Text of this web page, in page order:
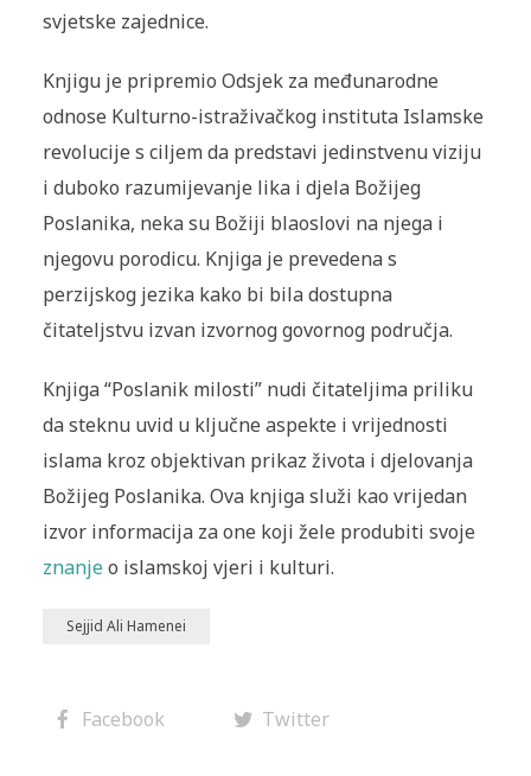
svjetske zajednice.
Knjigu je pripremio Odsjek za međunarodne
odnose Kulturno-istraživačkog instituta Islamske
revolucije s ciljem da predstavi jedinstvenu viziju
i duboko razumijevanje lika i djela Božijeg
Poslanika, neka su Božiji blaoslovi na njega i
njegovu porodicu. Knjiga je prevedena s
perzijskog jezika kako bi bila dostupna
čitateljstvu izvan izvornog govornog područja.
Knjiga “Poslanik milosti” nudi čitateljima priliku
da steknu uvid u ključne aspekte i vrijednosti
islama kroz objektivan prikaz života i djelovanja
Božijeg Poslanika. Ova knjiga služi kao vrijedan
izvor informacija za one koji žele produbiti svoje
znanjeo islamskoj vjeri i kulturi.
Sejjid Ali Hamenei
Facebook Twitter